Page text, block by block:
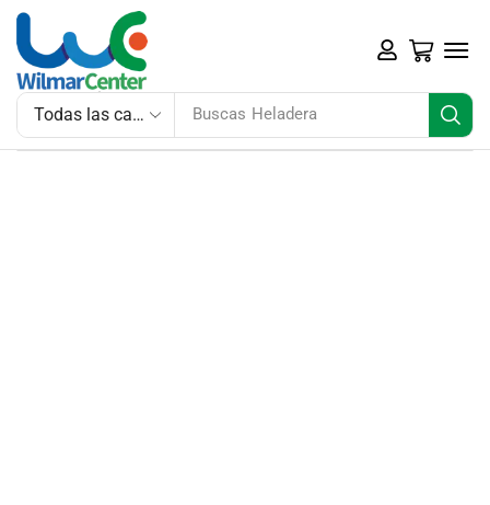
Buscas Heladera